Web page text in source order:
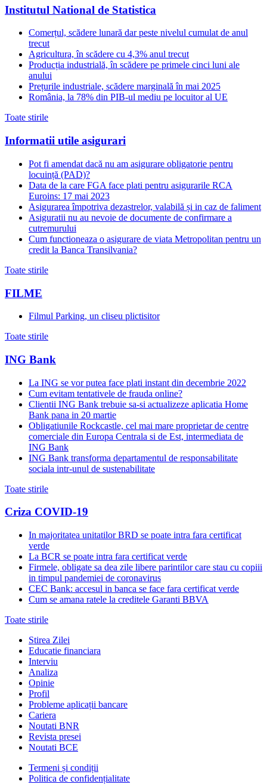
Institutul National de Statistica
Comerțul, scădere lunară dar peste nivelul cumulat de anul
trecut
Agricultura, în scădere cu 4,3% anul trecut
Producția industrială, în scădere pe primele cinci luni ale
anului
Prețurile industriale, scădere marginală în mai 2025
România, la 78% din PIB-ul mediu pe locuitor al UE
Toate stirile
Informatii utile asigurari
Pot fi amendat dacă nu am asigurare obligatorie pentru
locuință (PAD)?
Data de la care FGA face plati pentru asigurarile RCA
Euroins: 17 mai 2023
Asigurarea împotriva dezastrelor, valabilă și in caz de faliment
Asiguratii nu au nevoie de documente de confirmare a
cutremurului
Cum functioneaza o asigurare de viata Metropolitan pentru un
credit la Banca Transilvania?
Toate stirile
FILME
Filmul Parking, un cliseu plictisitor
Toate stirile
ING Bank
La ING se vor putea face plati instant din decembrie 2022
Cum evitam tentativele de frauda online?
Clientii ING Bank trebuie sa-si actualizeze aplicatia Home
Bank pana in 20 martie
Obligatiunile Rockcastle, cel mai mare proprietar de centre
comerciale din Europa Centrala si de Est, intermediata de
ING Bank
ING Bank transforma departamentul de responsabilitate
sociala intr-unul de sustenabilitate
Toate stirile
Criza COVID-19
In majoritatea unitatilor BRD se poate intra fara certificat
verde
La BCR se poate intra fara certificat verde
Firmele, obligate sa dea zile libere parintilor care stau cu copiii
in timpul pandemiei de coronavirus
CEC Bank: accesul in banca se face fara certificat verde
Cum se amana ratele la creditele Garanti BBVA
Toate stirile
Stirea Zilei
Educatie financiara
Interviu
Analiza
Opinie
Profil
Probleme aplicații bancare
Cariera
Noutati BNR
Revista presei
Noutati BCE
Termeni și condiții
Politica de confidențialitate